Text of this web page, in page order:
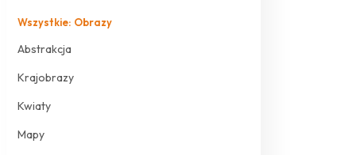
Wszystkie: Obrazy
Abstrakcja
Krajobrazy
Kwiaty
Mapy